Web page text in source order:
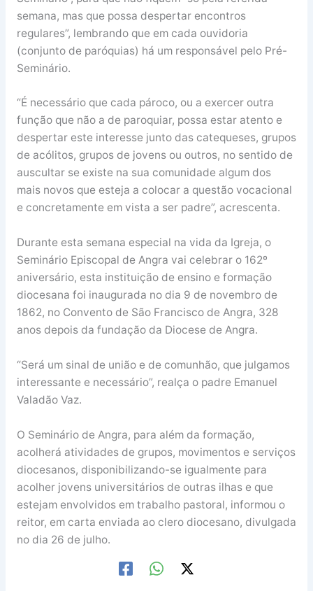
semana, mas que possa despertar encontros
regulares”, lembrando que em cada ouvidoria
(conjunto de paróquias) há um responsável pelo Pré-
Seminário.
“É necessário que cada pároco, ou a exercer outra
função que não a de paroquiar, possa estar atento e
despertar este interesse junto das catequeses, grupos
de acólitos, grupos de jovens ou outros, no sentido de
auscultar se existe na sua comunidade algum dos
mais novos que esteja a colocar a questão vocacional
e concretamente em vista a ser padre”, acrescenta.
Durante esta semana especial na vida da Igreja, o
Seminário Episcopal de Angra vai celebrar o 162º
aniversário, esta instituição de ensino e formação
diocesana foi inaugurada no dia 9 de novembro de
1862, no Convento de São Francisco de Angra, 328
anos depois da fundação da Diocese de Angra.
“Será um sinal de união e de comunhão, que julgamos
interessante e necessário”, realça o padre Emanuel
Valadão Vaz.
O Seminário de Angra, para além da formação,
acolherá atividades de grupos, movimentos e serviços
diocesanos, disponibilizando-se igualmente para
acolher jovens universitários de outras ilhas e que
estejam envolvidos em trabalho pastoral, informou o
reitor, em carta enviada ao clero diocesano, divulgada
no dia 26 de julho.